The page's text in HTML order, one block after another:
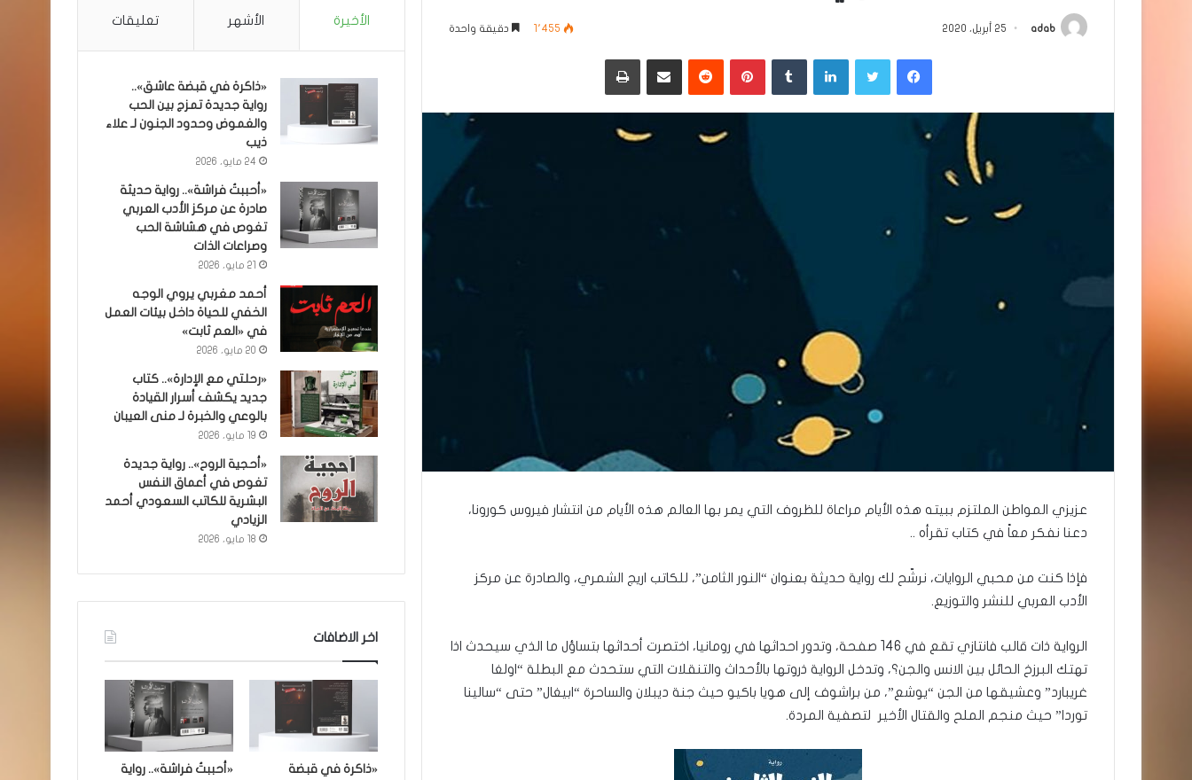
adab 25 أبريل، 2020 1٬455 دقيقة واحدة
فيسبوكتويتر لينكدإن ‏Tumblr بينتيريست
‏Reddit مشاركة عبر البريد طباعة
عزيزي المواطن الملتزم ببيته هذه الأيام مراعاة للظروف التي يمر بها العالم هذه الأيام من انتشار فيروس كورونا،
دعنا نفكر معاً في كتاب تقرأه ..
فإذا كنت من محبي الروايات، نرشّح لك رواية حديثة بعنوان “النور الثامن”، للكاتب اريج الشمري، والصادرة عن مركز
الأدب العربي للنشر والتوزيع.
الرواية ذات قالب فانتازي تقع في 146 صفحة، وتدور احداثها في رومانيا، اختصرت أحداثها بتساؤل ما الذي سيحدث اذا
تهتك البرزخ الحائل بين الانس والجن؟، وتدخل الرواية ذروتها بالأحداث والتنقلات التي ستحدث مع البطلة “اولغا
غريبارد” وعشيقها من الجن “يوشع”، من براشوف إلى هويا باكيو حيث جنة ديبلان والساحرة “ابيغال” حتى “سالينا
توردا” حيث منجم الملح والقتال الأخير لتصفية المردة.
الأخيرة الأشهر تعليقات
«ذاكرة في قبضة عاشق»..
رواية جديدة تمزج بين الحب
والغموض وحدود الجنون لـ علاء
ذيب
24 مايو، 2026
«أحببتُ فراشة».. رواية حديثة
صادرة عن مركز الأدب العربي
تغوص في هشاشة الحب
وصراعات الذات
21 مايو، 2026
أحمد مغربي يروي الوجه
الخفي للحياة داخل بيئات العمل
في «العم ثابت»
20 مايو، 2026
«رحلتي مع الإدارة».. كتاب
جديد يكشف أسرار القيادة
بالوعي والخبرة لـ منى العيبان
19 مايو، 2026
«أحجية الروح».. رواية جديدة
تغوص في أعماق النفس
البشرية للكاتب السعودي أحمد
الزيادي
18 مايو، 2026
اخر الاضافات
«ذاكرة في قبضة
«أحببتُ فراشة».. رواية